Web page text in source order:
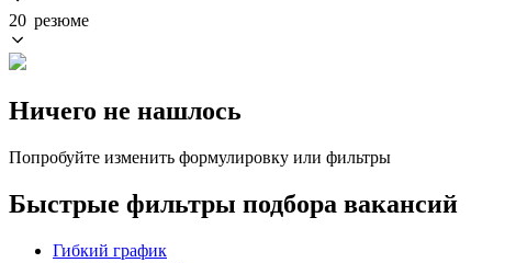
20 резюме
Ничего не нашлось
Попробуйте изменить формулировку или фильтры
Быстрые фильтры подбора вакансий
Гибкий график